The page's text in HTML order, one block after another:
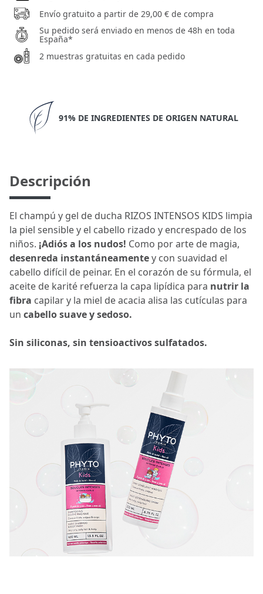
Envío gratuito a partir de 29,00 € de compra
Su pedido será enviado en menos de 48h en toda
España*
2 muestras gratuitas en cada pedido
91% DE INGREDIENTES DE ORIGEN NATURAL
Descripción
El champú y gel de ducha RIZOS INTENSOS KIDS limpia
la piel sensible y el cabello rizado y encrespado de los
niños. ¡Adiós a los nudos! Como por arte de magia,
desenreda instantáneamentey con suavidad el
cabello difícil de peinar. En el corazón de su fórmula, el
aceite de karité refuerza la capa lipídica para nutrir la
fibra capilar y la miel de acacia alisa las cutículas para
un cabello suave y sedoso.
Sin siliconas, sin tensioactivos sulfatados.